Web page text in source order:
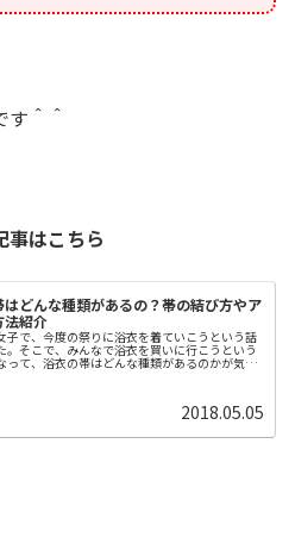
＾＾
事はこちら
はどんな種類があるの？帯の結び方やア
法紹介
子で、今度の祭りに浴衣を着ていこうという話
。そこで、みんなで浴衣を買いに行こうという
って、浴衣の帯はどんな種類があるのかが気に
2018.05.05